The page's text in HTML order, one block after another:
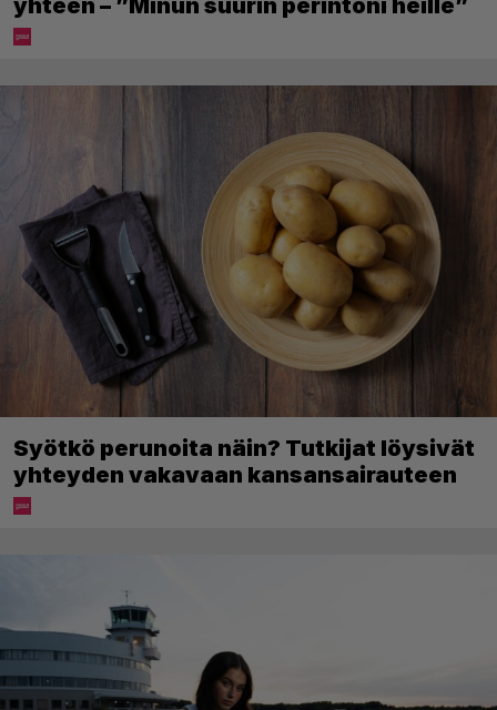
yhteen – ”Minun suurin perintöni heille”
Syötkö perunoita näin? Tutkijat löysivät
yhteyden vakavaan kansansairauteen